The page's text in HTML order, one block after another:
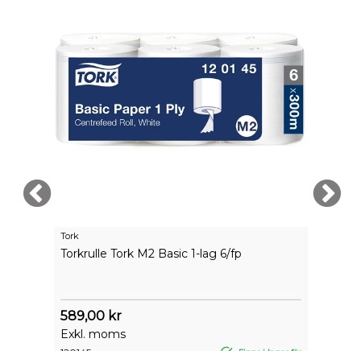
Tork
Torkrulle Tork M2 Basic 1-lag 6/fp
589,00 kr
Exkl. moms